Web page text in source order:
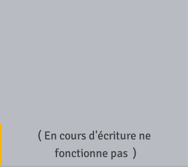
( En cours d'écriture ne
fonctionne pas  )